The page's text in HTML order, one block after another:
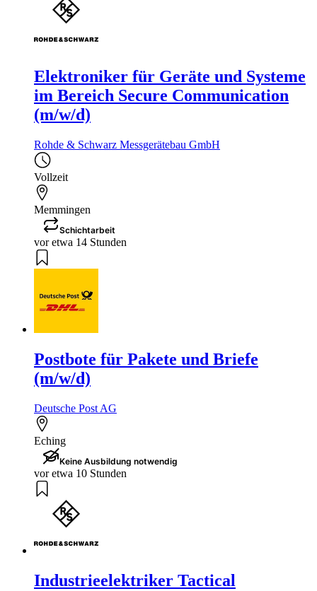
Elektroniker für Geräte und Systeme
im Bereich Secure Communication
(m/w/d)
Rohde & Schwarz Messgerätebau GmbH
Vollzeit
Memmingen
Schichtarbeit
vor etwa 14 Stunden
Postbote für Pakete und Briefe
(m/w/d)
Deutsche Post AG
Eching
Keine Ausbildung notwendig
vor etwa 10 Stunden
Industrieelektriker Tactical